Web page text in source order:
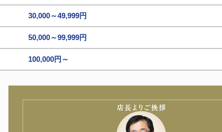
30,000～49,999円
50,000～99,999円
100,000円～